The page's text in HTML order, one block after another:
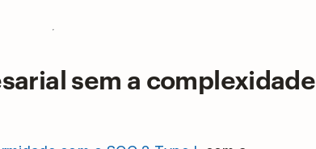
sem a complexidade